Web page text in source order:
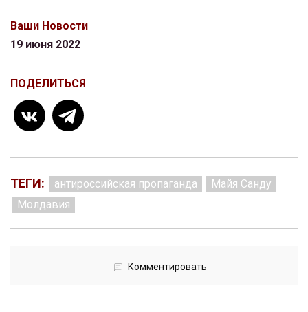
Ваши Новости
19 июня 2022
ПОДЕЛИТЬСЯ
ТЕГИ: антироссийская пропаганда
Майя Санду
Молдавия
Комментировать